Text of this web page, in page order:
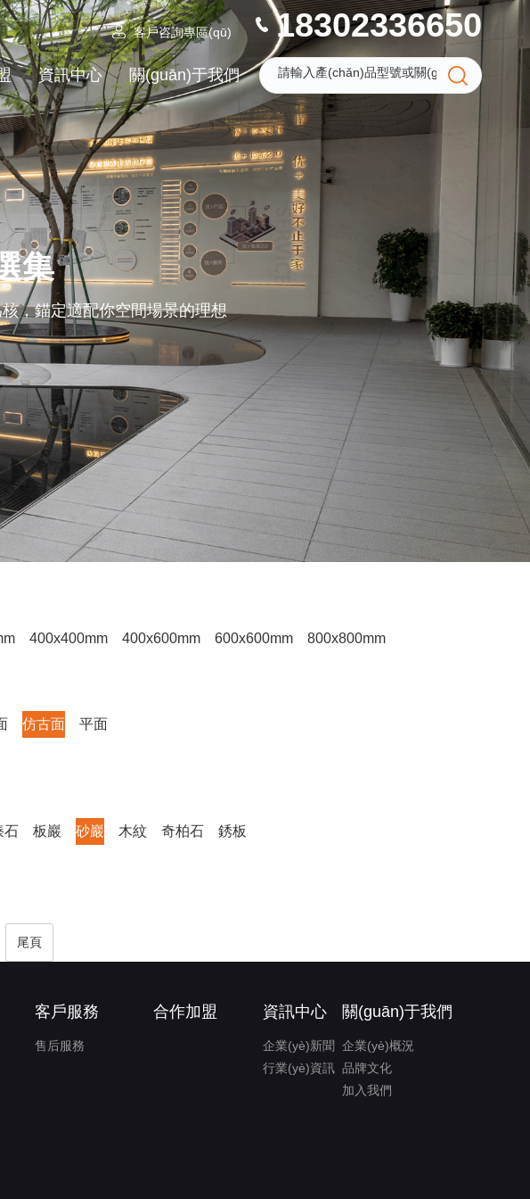
客戶咨詢專區(qū) 18302336650
資訊中心 關(guān)于我們
集
，錨定適配你空間場景的理想
400x400mm 400x600mm 600x600mm 800x800mm
仿古面 平面
石 板巖 砂巖 木紋 奇柏石 銹板
尾頁
客戶服務
售后服務
合作加盟 資訊中心
企業(yè)新聞
行業(yè)資訊
關(guān)于我們
企業(yè)概況
品牌文化
加入我們